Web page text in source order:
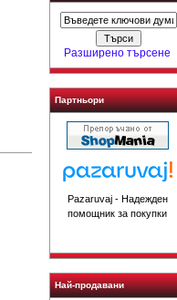
Разширено търсене
Партньори
Pazaruvaj - Надежден
помощник за покупки
Най-продавани